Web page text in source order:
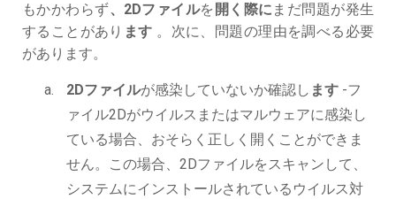
もかかわらず、2Dファイルを 開く際に まだ問題が発生
することがあり ます 。次に、問題の理由を調べる必要
があります。
2Dファイルが感染していないか確認し ます -フ
ァイル2Dがウイルスまたはマルウェアに感染し
ている場合、おそらく正しく開くことができま
せん。この場合、2Dファイルをスキャンして、
システムにインストールされているウイルス対